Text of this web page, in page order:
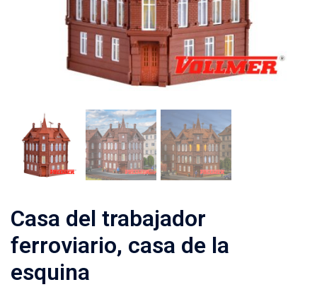
Casa del trabajador
ferroviario, casa de la
esquina